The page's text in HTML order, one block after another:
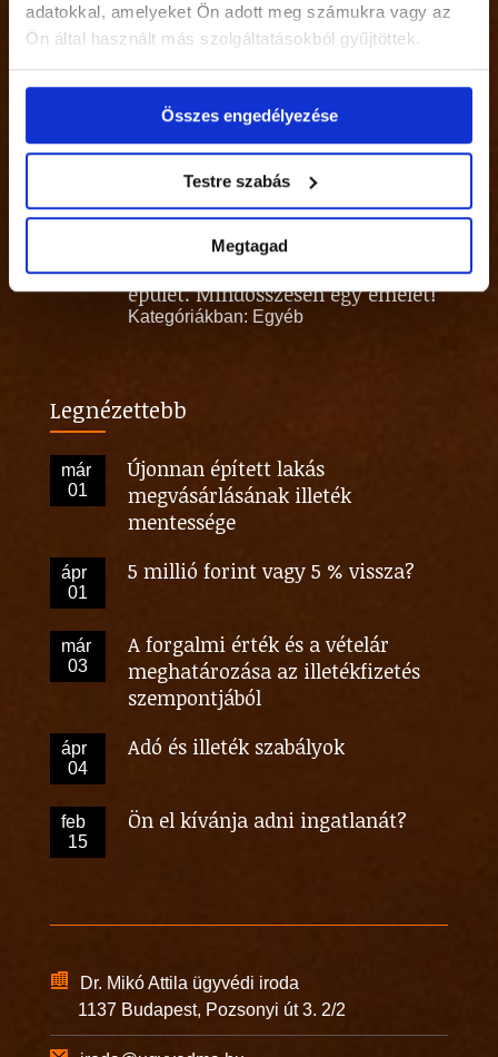
adatokkal, amelyeket Ön adott meg számukra vagy az
Ön által használt más szolgáltatásokból gyűjtöttek.
Összes engedélyezése
Testre szabás
Megtagad
ápr
11
A jó hirdetés alapelemei, azaz mi
alapján keres a vevő
Kategóriákban:Egyéb
07
Itt a jó idő, kezdődnek az
építkezések néhány ötlet, hogyan
spórolhatnak akár milliókat is!
Kategóriákban:Egyéb
Eladó a debreceni Aranybika hotel
egy teljes emelete. Nem az egész
épület. Mindösszesen egy emelet!
Kategóriákban: Egyéb
Legnézettebb
már
01
Újonnan épített lakás
megvásárlásának illeték
mentessége
ápr
01
5 millió forint vagy 5 % vissza?
már
03
A forgalmi érték és a vételár
meghatározása az illetékfizetés
szempontjából
ápr
04
Adó és illeték szabályok
feb
15
Ön el kívánja adni ingatlanát?
Dr. Mikó Attila ügyvédi iroda
1137 Budapest, Pozsonyi út 3. 2/2